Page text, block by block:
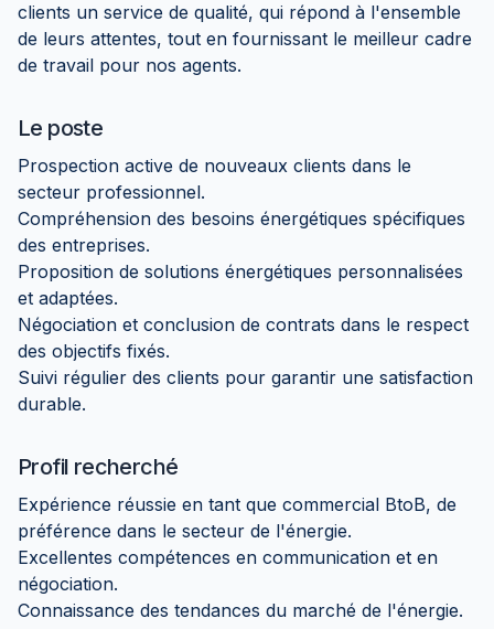
clients un service de qualité, qui répond à l'ensemble
de leurs attentes, tout en fournissant le meilleur cadre
de travail pour nos agents.
Le poste
Prospection active de nouveaux clients dans le
secteur professionnel.
Compréhension des besoins énergétiques spécifiques
des entreprises.
Proposition de solutions énergétiques personnalisées
et adaptées.
Négociation et conclusion de contrats dans le respect
des objectifs fixés.
Suivi régulier des clients pour garantir une satisfaction
durable.
Profil recherché
Expérience réussie en tant que commercial BtoB, de
préférence dans le secteur de l'énergie.
Excellentes compétences en communication et en
négociation.
Connaissance des tendances du marché de l'énergie.